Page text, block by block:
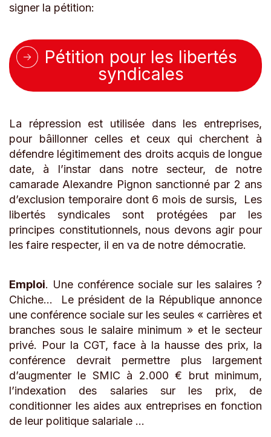
signer la pétition:
Pétition pour les libertés
syndicales
La répression est utilisée dans les entreprises,
pour bâillonner celles et ceux qui cherchent à
défendre légitimement des droits acquis de longue
date, à l’instar dans notre secteur, de notre
camarade Alexandre Pignon sanctionné par 2 ans
d’exclusion temporaire dont 6 mois de sursis, Les
libertés syndicales sont protégées par les
principes constitutionnels, nous devons agir pour
les faire respecter, il en va de notre démocratie.
Emploi. Une conférence sociale sur les salaires ?
Chiche... Le président de la République annonce
une conférence sociale sur les seules « carrières et
branches sous le salaire minimum » et le secteur
privé. Pour la CGT, face à la hausse des prix, la
conférence devrait permettre plus largement
d’augmenter le SMIC à 2.000 € brut minimum,
l’indexation des salaries sur les prix, de
conditionner les aides aux entreprises en fonction
de leur politique salariale ...